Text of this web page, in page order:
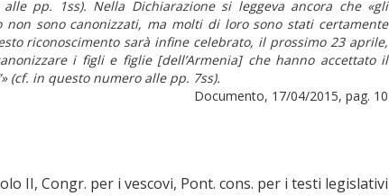
pp. 1ss). Nella Dichiarazione si leggeva ancora che «gli
sono canonizzati, ma molti di loro sono stati certamente
riconoscimento sarà infine celebrato, il prossimo 23 aprile,
i figli e figlie [dell’Armenia] che hanno accettato il
(cf. in questo numero alle pp. 7ss).
Documento, 17/04/2015, pag. 10
II, Congr. per i vescovi, Pont. cons. per i testi legislativi